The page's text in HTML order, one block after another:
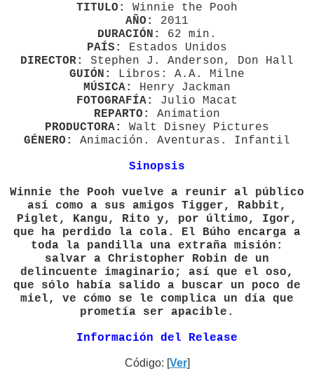
TITULO:
Winnie the Pooh
AÑO:
2011
DURACIÓN:
62 min.
PAÍS:
Estados Unidos
DIRECTOR:
Stephen J. Anderson, Don Hall
GUIÓN:
Libros: A.A. Milne
MÚSICA:
Henry Jackman
FOTOGRAFÍA:
Julio Macat
REPARTO:
Animation
PRODUCTORA:
Walt Disney Pictures
GÉNERO:
Animación. Aventuras. Infantil
Sinopsis
Winnie the Pooh vuelve a reunir al público
así como a sus amigos Tigger, Rabbit,
Piglet, Kangu, Rito y, por último, Igor,
que ha perdido la cola. El Búho encarga a
toda la pandilla una extraña misión:
salvar a Christopher Robin de un
delincuente imaginario; así que el oso,
que sólo había salido a buscar un poco de
miel, ve cómo se le complica un día que
prometía ser apacible.
Información del Release
Código: [Ver]